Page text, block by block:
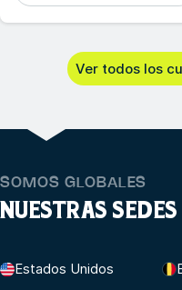
Ver todos los
SOMOS GLOBALES
NUESTRAS SEDES
Estados Unidos